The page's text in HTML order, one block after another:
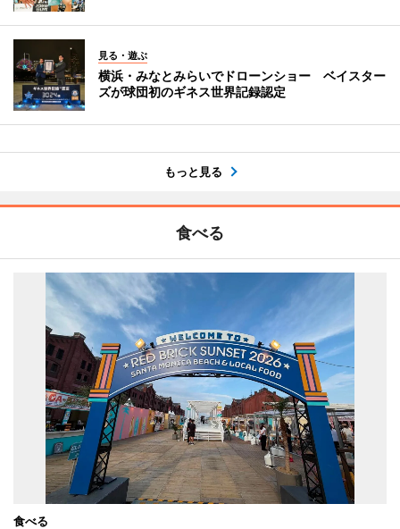
見る・遊ぶ
横浜・みなとみらいでドローンショー ベイスター
ズが球団初のギネス世界記録認定
もっと見る
食べる
食べる